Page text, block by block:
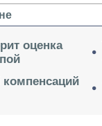
оценка
компенсаций